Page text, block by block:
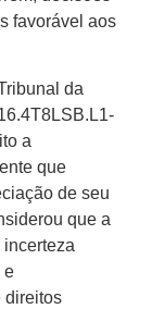
favorável aos
da
a
que
de seu
que a
incerteza
e
direitos